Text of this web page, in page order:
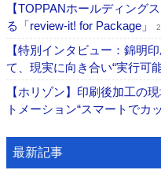
【TOPPANホールディング
る「review-it! for Package」
【特別インタビュー：錦明
て、現実に向き合い“実行可
【ホリゾン】印刷後加工の
トメーション“スマートでカ
最新記事